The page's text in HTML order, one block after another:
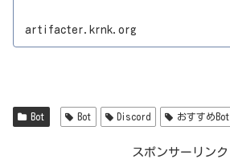
artifacter.krnk.org
Bot Bot Discord おすすめBot
スポンサーリンク